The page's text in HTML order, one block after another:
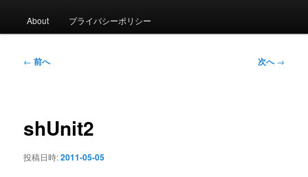
メ
About プライバシーポリシー
投
ー
ョ
← 前へ 次へ→
shUnit2
投稿日時:2011-05-05